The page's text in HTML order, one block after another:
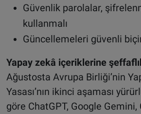
Güvenlik parolalar,
kullanmalı
Güncellemeleri güvenli
Yapay zekâ içeriklerine
Ağustosta Avrupa Birliği’nin
Yasası’nın ikinci aşaması
göre ChatGPT, Google Gemini,